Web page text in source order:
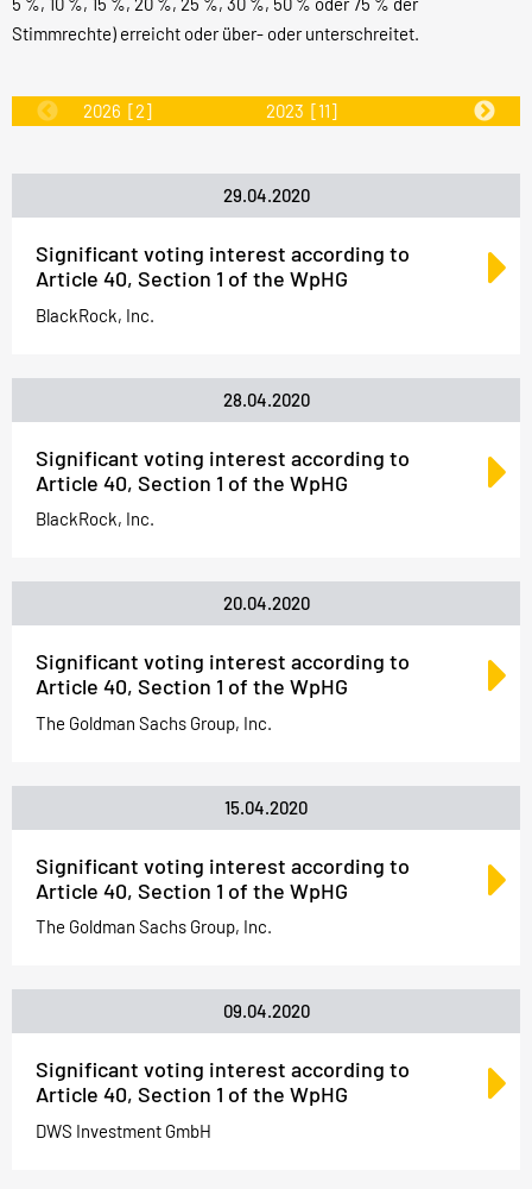
Stimmrechte) erreicht oder über- oder unterschreitet.
2026 [2] 2023 [11] 2022[31]
29.04.2020
Significant voting interest according to
Article 40, Section 1 of the WpHG
BlackRock, Inc.
28.04.2020
Significant voting interest according to
Article 40, Section 1 of the WpHG
BlackRock, Inc.
20.04.2020
Significant voting interest according to
Article 40, Section 1 of the WpHG
The Goldman Sachs Group, Inc.
15.04.2020
Significant voting interest according to
Article 40, Section 1 of the WpHG
The Goldman Sachs Group, Inc.
09.04.2020
Significant voting interest according to
Article 40, Section 1 of the WpHG
DWS Investment GmbH